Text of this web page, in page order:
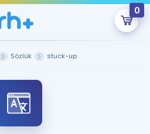
0
Şu An Boş.
hazırlayacak onlarca eğitim seni
bekliyor!
Sözlük stuck-up